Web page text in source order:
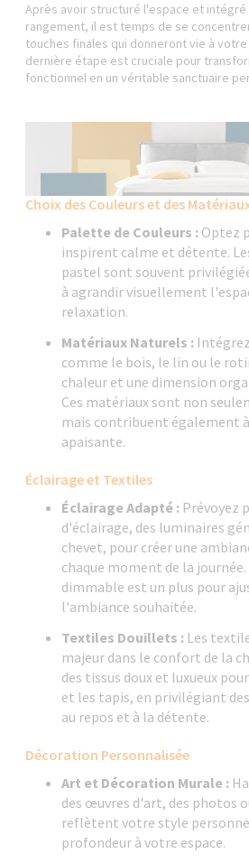
Après avoir structuré l'espace et
rangement, il est temps de se
touches finales qui donneront vie à
dernière étape est cruciale pour
fonctionnel en un véritable sanctuaire
Choix des Couleurs et des
Palette de Couleurs : Optez
inspirent calme et détente.
pastel sont souvent
à agrandir visuellement
relaxation.
Matériaux Naturels :
comme le bois, le lin ou le
chaleur et une dimension
Ces matériaux sont non
mais contribuent également
apaisante.
Éclairage et Textiles
Éclairage Adapté : Prévoyez
d'éclairage, des luminaires
chevet, pour créer une
chaque moment de la
dimmable est un plus pour
l'ambiance souhaitée.
Textiles Douillets : Les
majeur dans le confort de la
des tissus doux et luxueux
et les tapis, en privilégiant
au repos et à la détente.
Décoration Personnalisée
Art et Décoration Murale :
des œuvres d'art, des photos
reflètent votre style
profondeur à votre espace.